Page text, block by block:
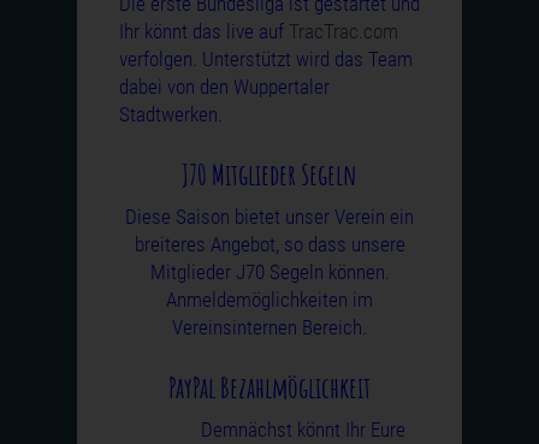
Ihr könnt das live auf TracTrac.com
verfolgen. Unterstützt wird das Team
dabei von den Wuppertaler
Stadtwerken.
J70 Mitglieder Segeln
Diese Saison bietet unser Verein ein
breiteres Angebot, so dass unsere
Mitglieder J70 Segeln können.
Anmeldemöglichkeiten im
Vereinsinternen Bereich.
PayPal Bezahlmöglichkeit
Demnächst könnt Ihr Eure